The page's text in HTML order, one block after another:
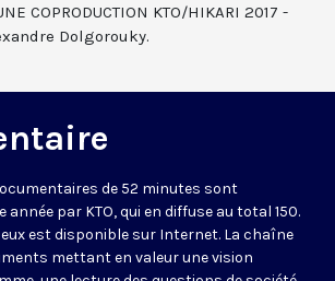
COPRODUCTION KTO/HIKARI 2017 -
Dolgorouky.
de 52 minutes sont
par KTO, qui en diffuse au total 150.
est disponible sur Internet. La chaîne
mettant en valeur une vision